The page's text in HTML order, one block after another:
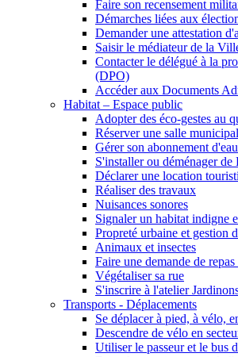
Faire son recensement
Démarches liées aux
Demander une attestation
Saisir le médiateur de la
Contacter le délégué à la
(DPO)
Accéder aux Documents
Habitat – Espace public
Adopter des éco-gestes au
Réserver une salle
Gérer son abonnement d'eau
S'installer ou déménager
Déclarer une location
Réaliser des travaux
Nuisances sonores
Signaler un habitat indigne
Propreté urbaine et gestion
Animaux et insectes
Faire une demande de repas
Végétaliser sa rue
S'inscrire à l'atelier
Transports - Déplacements
Se déplacer à pied, à vélo,
Descendre de vélo en
Utiliser le passeur et le bus